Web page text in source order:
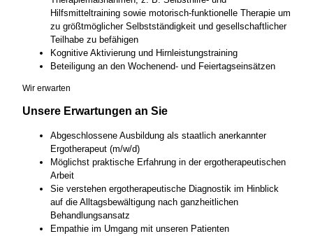
Hilfsmitteltraining sowie motorisch-funktionelle Therapie um
zu größtmöglicher Selbstständigkeit und gesellschaftlicher
Teilhabe zu befähigen
Kognitive Aktivierung und Hirnleistungstraining
Beteiligung an den Wochenend- und Feiertagseinsätzen
Wir erwarten
Unsere Erwartungen an Sie
Abgeschlossene Ausbildung als staatlich anerkannter
Ergotherapeut (m/w/d)
Möglichst praktische Erfahrung in der ergotherapeutischen
Arbeit
Sie verstehen ergotherapeutische Diagnostik im Hinblick
auf die Alltagsbewältigung nach ganzheitlichen
Behandlungsansatz
Empathie im Umgang mit unseren Patienten